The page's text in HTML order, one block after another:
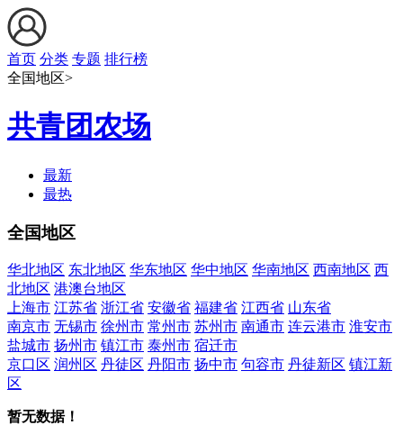
首页 分类 专题 排行榜
全国地区>
共青团农场
最新
最热
全国地区
华北地区 东北地区 华东地区 华中地区 华南地区 西南地区 西
北地区 港澳台地区
上海市 江苏省 浙江省 安徽省 福建省 江西省 山东省
南京市 无锡市 徐州市 常州市 苏州市 南通市 连云港市 淮安市
盐城市 扬州市 镇江市 泰州市 宿迁市
京口区 润州区 丹徒区 丹阳市 扬中市 句容市 丹徒新区 镇江新
区
暂无数据！